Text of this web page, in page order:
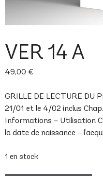
VER 14 A
49,00 €
GRILLE DE LECTURE DU
21/01 et le 4/02 inclus
Informations – Utilisation
la date de naissance –
1 en stock